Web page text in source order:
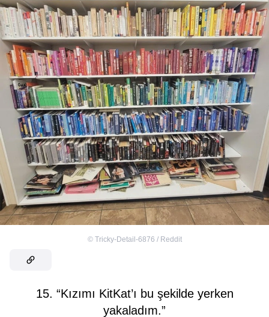
© Tricky-Detail-6876 / Reddit
15. “Kızımı KitKat’ı bu şekilde yerken
yakaladım.”